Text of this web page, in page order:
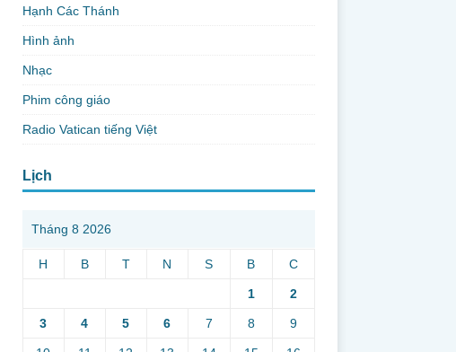
Hạnh Các Thánh
Hình ảnh
Nhạc
Phim công giáo
Radio Vatican tiếng Việt
Lịch
Tháng 8 2026
H B T N S B C
1 2
3 4 5 6 7 8 9